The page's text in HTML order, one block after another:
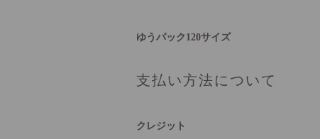
ゆうパック120サイズ
支払い方法について
クレジット